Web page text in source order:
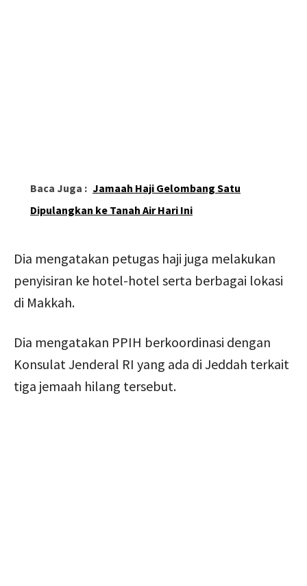
Baca Juga : Jamaah Haji Gelombang Satu
Dipulangkan ke Tanah Air Hari Ini
Dia mengatakan petugas haji juga melakukan
penyisiran ke hotel-hotel serta berbagai lokasi
di Makkah.
Dia mengatakan PPIH berkoordinasi dengan
Konsulat Jenderal RI yang ada di Jeddah terkait
tiga jemaah hilang tersebut.